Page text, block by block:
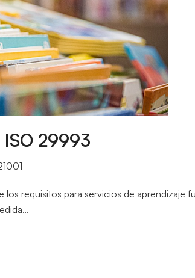
29993
requisitos para servicios de aprendizaje